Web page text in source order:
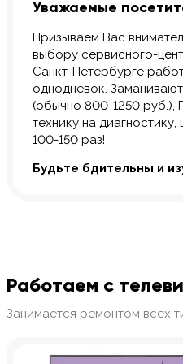
Уважаемые
Призываем Вас
выбору сервисного-
Санкт-Петербурге
однодневок.
(обычно 800-1250 руб.),
технику на
100-150 раз!
Будьте бдительны и
Работаем с
Занимается ремонтом всех